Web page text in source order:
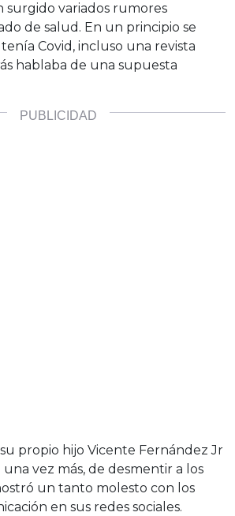
surgido variados rumores
de salud. En un principio se
Covid, incluso una revista
hablaba de una supuesta
propio hijo Vicente Fernández Jr
vez más, de desmentir a los
un tanto molesto con los
en sus redes sociales.